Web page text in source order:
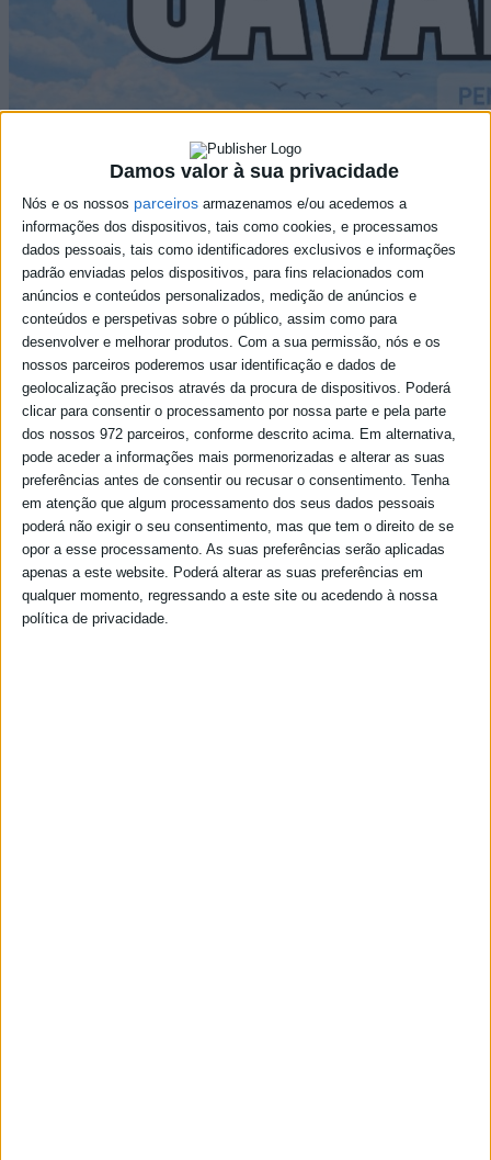
Damos valor à sua privacidade
Nós e os nossos parceiros armazenamos e/ou acedemos a
informações dos dispositivos, tais como cookies, e processamos
dados pessoais, tais como identificadores exclusivos e informações
padrão enviadas pelos dispositivos, para fins relacionados com
anúncios e conteúdos personalizados, medição de anúncios e
conteúdos e perspetivas sobre o público, assim como para
desenvolver e melhorar produtos. Com a sua permissão, nós e os
nossos parceiros poderemos usar identificação e dados de
geolocalização precisos através da procura de dispositivos. Poderá
clicar para consentir o processamento por nossa parte e pela parte
dos nossos 972 parceiros, conforme descrito acima. Em alternativa,
pode aceder a informações mais pormenorizadas e alterar as suas
preferências antes de consentir ou recusar o consentimento. Tenha
em atenção que algum processamento dos seus dados pessoais
poderá não exigir o seu consentimento, mas que tem o direito de se
opor a esse processamento. As suas preferências serão aplicadas
apenas a este website. Poderá alterar as suas preferências em
qualquer momento, regressando a este site ou acedendo à nossa
política de privacidade.